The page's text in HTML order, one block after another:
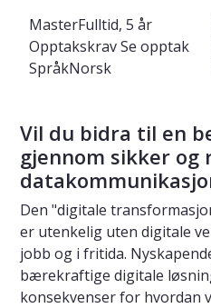
MasterFulltid, 5 år
OpptakskravSe opptak
SpråkNorsk
Vil du bidra til en
gjennom sikker og
Den "digitale
er utenkelig uten digitale
jobb og i fritida.
bærekraftige digitale
konsekvenser for hvordan